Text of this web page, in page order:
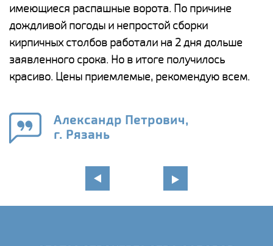
имеющиеся распашные ворота. По причине
дождливой погоды и непростой сборки
кирпичных столбов работали на 2 дня дольше
заявленного срока. Но в итоге получилось
красиво. Цены приемлемые, рекомендую всем.
Александр Петрович,
г. Рязань